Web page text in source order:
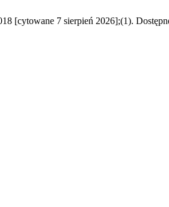
[cytowane 7 sierpień 2026];(1).